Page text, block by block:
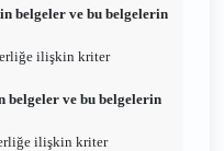
belgeler ve bu belgelerin
ilişkin kriter
belgeler ve bu belgelerin
ilişkin kriter